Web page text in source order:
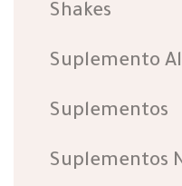
Shakes
Suplemento
Suplementos
Suplementos